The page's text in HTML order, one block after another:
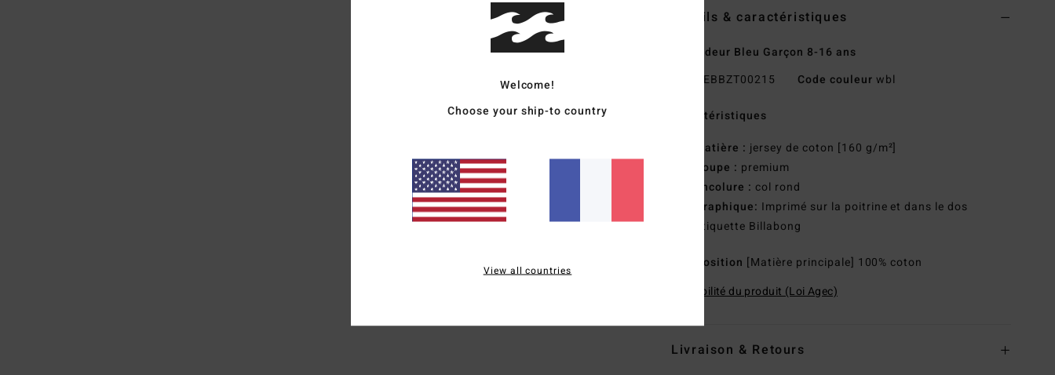
Details & caractéristiques
Débardeur Bleu Garçon 8-16 ans
EBBZT00215 Code couleur wbl
Caractéristiques
Matière : jersey de coton [160 g/m²]
Coupe : premium
Encolure : col rond
Graphique: Imprimé sur la poitrine et dans le dos
Étiquette Billabong
Composition [Matière principale] 100% coton
Traçabilité du produit (Loi Agec)
Livraison & Retours
Welcome!
Choose your ship-to country
View all countries